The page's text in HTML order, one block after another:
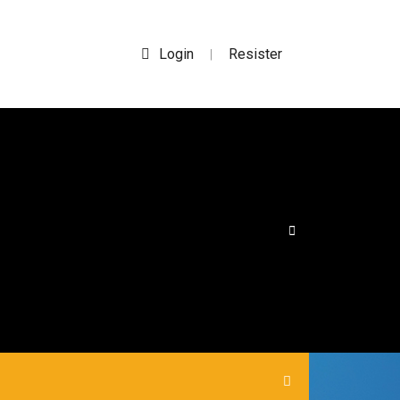
Login | Resister